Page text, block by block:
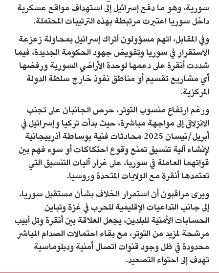
سورية، وهو ما دفع إسرائيل إلى استهداف مواقع عسكرية
داخل سوريا اعتبرت مرتبطة بهذه الترتيبات المحتملة.
وفي المقابل، اتهم مسؤولون أتراك إسرائيل بمحاولة زعزعة
الاستقرار في سوريا وتقويض جهود الحكومة الجديدة، فيما
شددت أنقرة على دعمها لوحدة الأراضي السورية ورفضها
أي مشاريع تقسيم أو مناطق نفوذ خارج سلطة الدولة
المركزية.
ورغم ارتفاع منسوب التوتر، حرص الجانبان على تجنب
الانزلاق إلى مواجهة مباشرة، حيث بدأت تركيا وإسرائيل في
أبريل/نيسان 2025 محادثات فنية بوساطة أذربيجانية
لإنشاء آلية تنسيق تمنع وقوع احتكاكات أو سوء فهم بين
قواتهما العاملة في سوريا، على غرار آليات التنسيق التي
تعتمدها أنقرة مع الولايات المتحدة وروسيا.
ويرى مراقبون أن استمرار الخلاف بشأن مستقبل سوريا،
إلى جانب التداعيات الإقليمية للحرب في غزة وتباين
الحسابات الأمنية للبلدين، يجعل العلاقة بين أنقرة وتل أبيب
مرشحة لمزيد من التوتر، مع بقاء احتمالات الصدام المباشر
محدودة في ظل وجود قنوات اتصال أمنية ودبلوماسية
تهدف إلى احتواء التصعيد.